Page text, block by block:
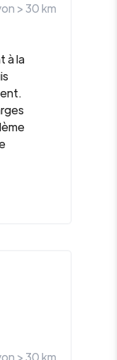
>30km
à la
>30km